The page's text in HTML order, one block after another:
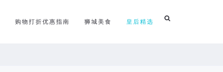
购物打折优惠指南 狮城美食 皇后精选